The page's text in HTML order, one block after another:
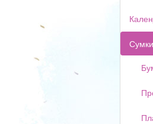
Сумки